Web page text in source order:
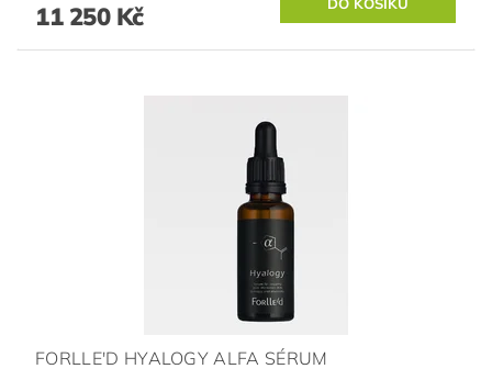
11 250 Kč
FORLLE'D HYALOGY ALFA SÉRUM